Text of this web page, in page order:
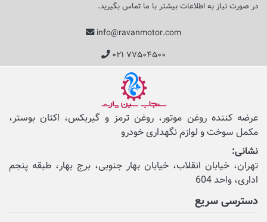
در صورت نیاز به اطلاعات بیشتر با ما تماس بگیرید.
info@ravanmotor.com
۰۲۱ ۷۷۵۰۴۵۰۰
عرضه کننده روغن موتور، روغن ترمز و گیربکس، اکتان بوستر،
مکمل‌ سوخت و لوازم نگهداری خودرو
نشانی:
تهران، خیابان انقلاب، خیابان بهار جنوبی، برج بهار، طبقه پنجم
اداری، واحد 604
دسترسی سریع